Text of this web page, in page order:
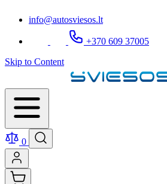
info@autosviesos.lt
+370 609 37005
Skip to Content
0